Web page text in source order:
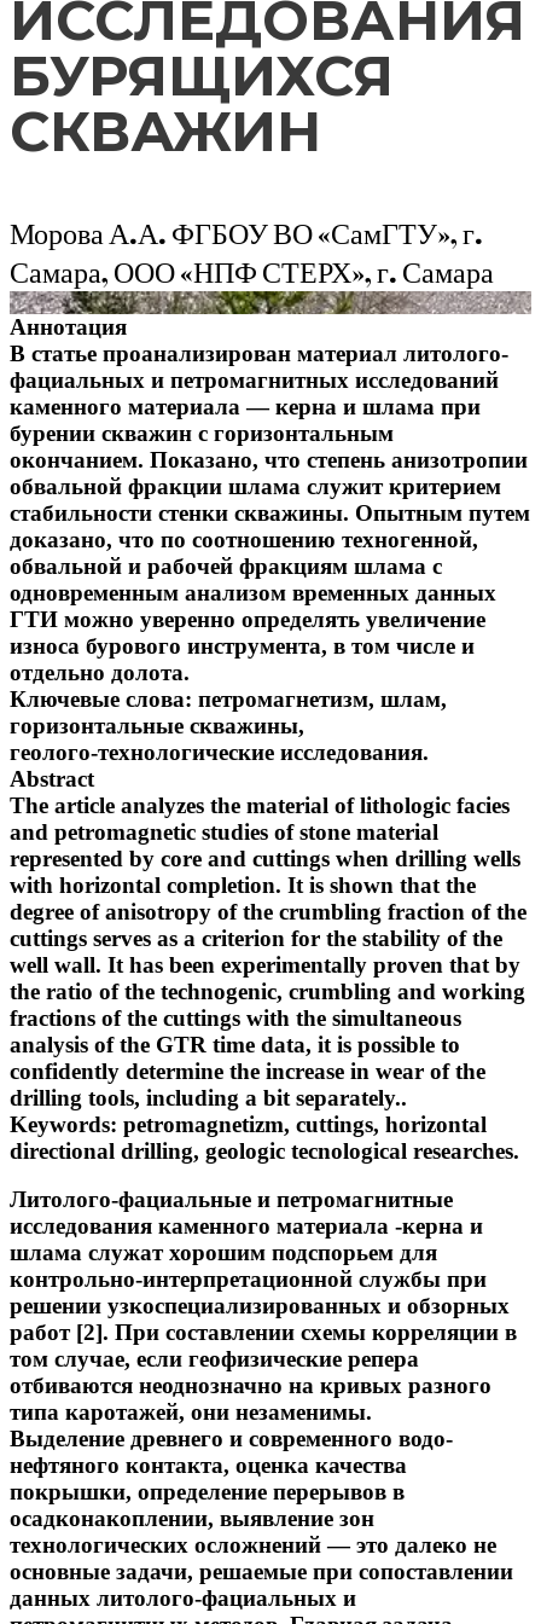
ИССЛЕДОВАНИЯ
БУРЯЩИХСЯ
СКВАЖИН
Морова А.А. ФГБОУ ВО «СамГТУ», г.
Самара, ООО «НПФ СТЕРХ», г. Самара
Аннотация
В статье проанализирован материал литолого-
фациальных и петромагнитных исследований
каменного материала — керна и шлама при
бурении скважин с горизонтальным
окончанием. Показано, что степень анизотропии
обвальной фракции шлама служит критерием
стабильности стенки скважины. Опытным путем
доказано, что по соотношению техногенной,
обвальной и рабочей фракциям шлама с
одновременным анализом временных данных
ГТИ можно уверенно определять увеличение
износа бурового инструмента, в том числе и
отдельно долота.
Ключевые слова: петромагнетизм, шлам,
горизонтальные скважины,
геолого-технологические исследования.
Abstract
The article analyzes the material of lithologic facies
and petromagnetic studies of stone material
represented by core and cuttings when drilling wells
with horizontal completion. It is shown that the
degree of anisotropy of the crumbling fraction of the
cuttings serves as a criterion for the stability of the
well wall. It has been experimentally proven that by
the ratio of the technogenic, crumbling and working
fractions of the cuttings with the simultaneous
analysis of the GTR time data, it is possible to
confidently determine the increase in wear of the
drilling tools, including a bit separately..
Keywords: petromagnetizm, cuttings, horizontal
directional drilling, geologic tecnological researches.
Литолого-фациальные и петромагнитные
исследования каменного материала -керна и
шлама служат хорошим подспорьем для
контрольно-интерпретационной службы при
решении узкоспециализированных и обзорных
работ [2]. При составлении схемы корреляции в
том случае, если геофизические репера
отбиваются неоднозначно на кривых разного
типа каротажей, они незаменимы.
Выделение древнего и современного водо-
нефтяного контакта, оценка качества
покрышки, определение перерывов в
осадконакоплении, выявление зон
технологических осложнений — это далеко не
основные задачи, решаемые при сопоставлении
данных литолого-фациальных и